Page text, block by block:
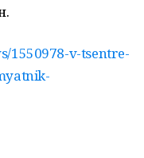
1550978-v-tsentre-